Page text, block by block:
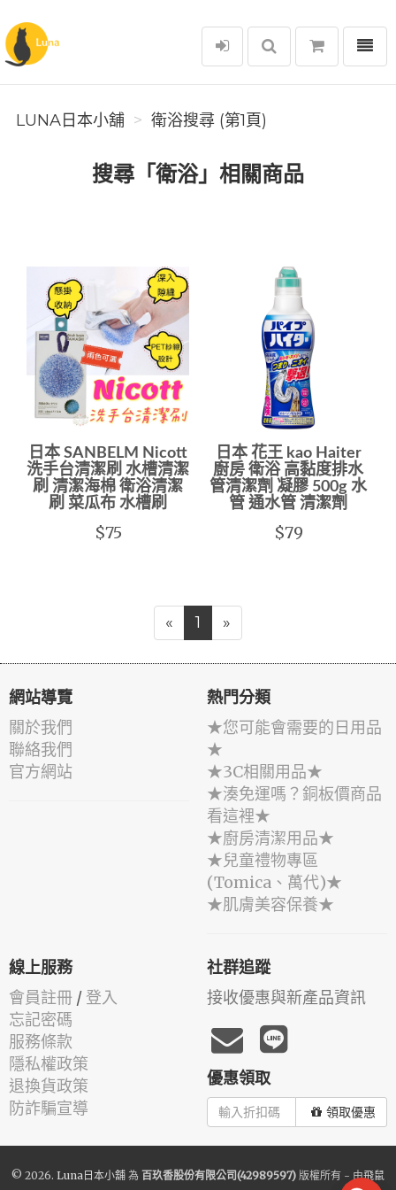
Luna日本小舖
選單
LUNA日本小舖 衛浴搜尋 (第1頁)
搜尋「衛浴」相關商品
日本 SANBELM Nicott
洗手台清潔刷 水槽清潔
刷 清潔海棉 衛浴清潔
刷 菜瓜布 水槽刷
$75
日本 花王 kao Haiter
廚房 衛浴 高黏度排水
管清潔劑 凝膠 500g 水
管 通水管 清潔劑
$79
« 1 »
網站導覽
關於我們
聯絡我們
官方網站
熱門分類
★您可能會需要的日用品
★
★3C相關用品★
★湊免運嗎？銅板價商品
看這裡★
★廚房清潔用品★
★兒童禮物專區
(Tomica、萬代)★
★肌膚美容保養★
線上服務
會員註冊 / 登入
忘記密碼
服務條款
隱私權政策
退換貨政策
防詐騙宣導
社群追蹤
接收優惠與新產品資訊
優惠領取
領取優惠
© 2026. Luna日本小舖 為 百玖香股份有限公司(42989597) 版權所有 - 由飛鼠